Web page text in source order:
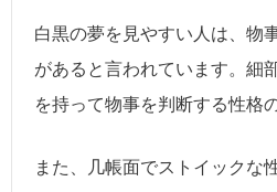
白黒の夢を見やすい人は、物
があると言われています。細
を持って物事を判断する性格
また、几帳面でストイックな